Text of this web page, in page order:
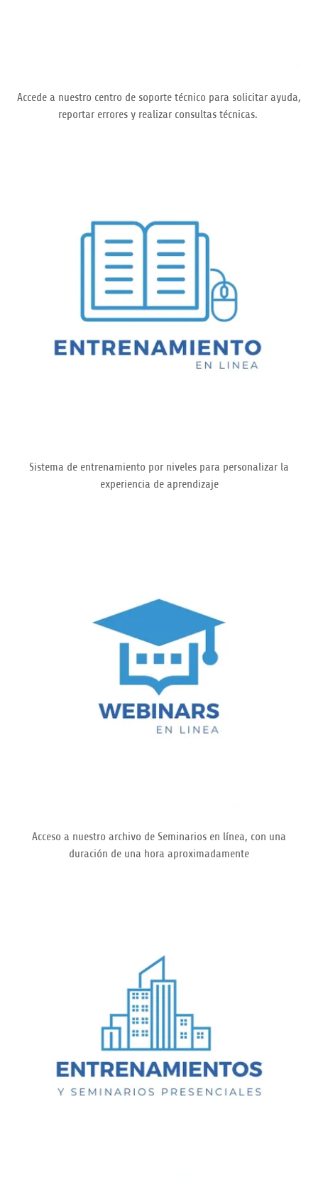
Accede a nuestro centro de soporte técnico para solicitar ayuda,
reportar errores y realizar consultas técnicas.
Sistema de entrenamiento por niveles para personalizar la
experiencia de aprendizaje
Acceso a nuestro archivo de Seminarios en línea, con una
duración de una hora aproximadamente